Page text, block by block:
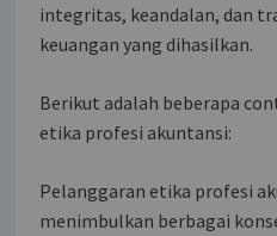
integritas, keandalan, dan
keuangan yang dihasilkan.
Berikut adalah beberapa
etika profesi akuntansi:
Pelanggaran etika profesi
menimbulkan berbagai